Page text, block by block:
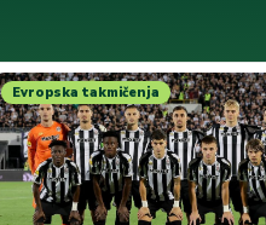
Evropska takmičenja